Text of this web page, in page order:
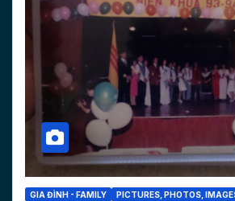
GIA ĐÌNH - FAMILY PICTURES, PHOTOS,